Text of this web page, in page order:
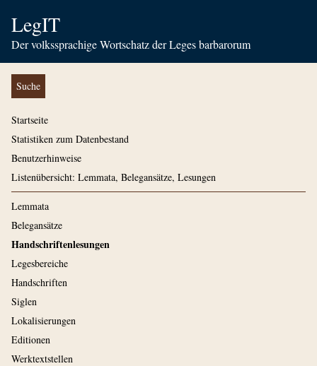
LegIT
Der volkssprachige Wortschatz der Leges barbarorum
Suche
Startseite
Statistiken zum Datenbestand
Benutzerhinweise
Listenübersicht: Lemmata, Belegansätze, Lesungen
Lemmata
Belegansätze
Handschriftenlesungen
Legesbereiche
Handschriften
Siglen
Lokalisierungen
Editionen
Werktextstellen